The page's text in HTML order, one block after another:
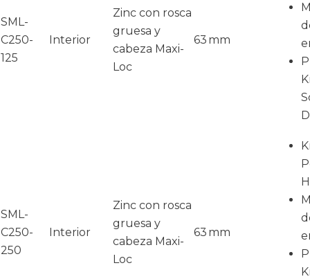
SML-
C250-
125
Interior
Zinc con rosca
gruesa y
cabeza Maxi-
Loc
63 mm
SML-
C250-
250
Interior
Zinc con rosca
gruesa y
cabeza Maxi-
Loc
63 mm